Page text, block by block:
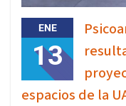
ENE
13
espacios de la